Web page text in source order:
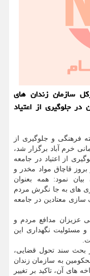
سازمان زندان های
در جلوگیری از اعتیاد
فرهنگی و جلوگیری از
خرم آباد برگزار شد،
از اعتیاد در جامعه
قاچاق مواد مخدر و
نمود: همه بعنوان
های به جا نگرش مردم
سازی معتادین در جامعه
عزیزان مدافع مردم و
مسئولیت نگهداری این
بحث سند تحول قضایی،
به سازمان زندان
آن، تاکید بر تغییر